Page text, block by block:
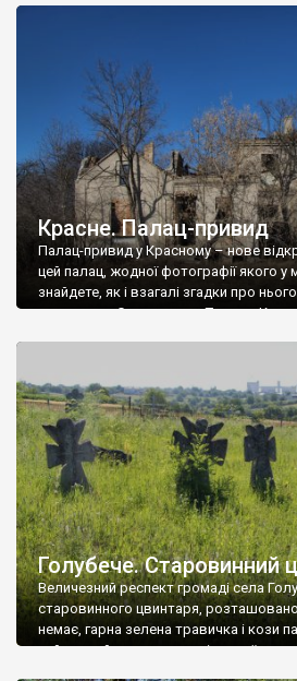
Красне. Палац-привид
Палац-привид у Красному – нове
цей палац, жодної фотографії якого у
знайдете, як і взагалі згадки про
мешканець Самгородка. Палац у
Голубече. Старовинний
Величезний респект громаді села
старовинного цвинтаря,
немає, гарна зелена травичка і кози
найкращий регулятор шкідливої, для